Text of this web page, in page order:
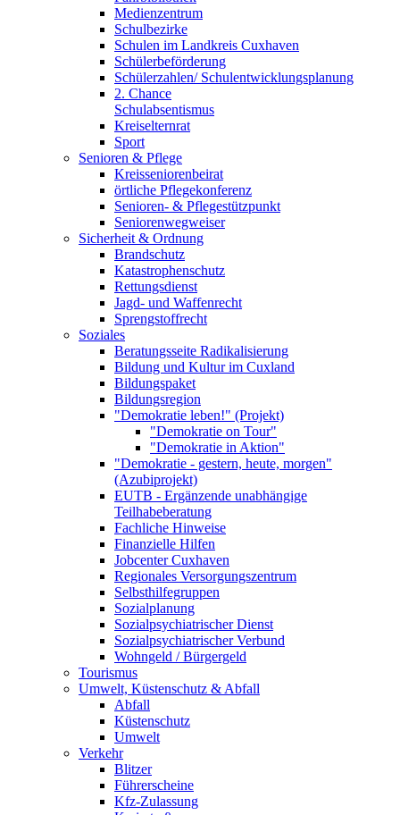
Medienzentrum
Schulbezirke
Schulen im Landkreis Cuxhaven
Schülerbeförderung
Schülerzahlen/ Schulentwicklungsplanung
2. Chance
Schulabsentismus
Kreiselternrat
Sport
Senioren & Pflege
Kreisseniorenbeirat
örtliche Pflegekonferenz
Senioren- & Pflegestützpunkt
Seniorenwegweiser
Sicherheit & Ordnung
Brandschutz
Katastrophenschutz
Rettungsdienst
Jagd- und Waffenrecht
Sprengstoffrecht
Soziales
Beratungsseite Radikalisierung
Bildung und Kultur im Cuxland
Bildungspaket
Bildungsregion
"Demokratie leben!" (Projekt)
"Demokratie on Tour"
"Demokratie in Aktion"
"Demokratie - gestern, heute, morgen"
(Azubiprojekt)
EUTB - Ergänzende unabhängige
Teilhabeberatung
Fachliche Hinweise
Finanzielle Hilfen
Jobcenter Cuxhaven
Regionales Versorgungszentrum
Selbsthilfegruppen
Sozialplanung
Sozialpsychiatrischer Dienst
Sozialpsychiatrischer Verbund
Wohngeld / Bürgergeld
Tourismus
Umwelt, Küstenschutz & Abfall
Abfall
Küstenschutz
Umwelt
Verkehr
Blitzer
Führerscheine
Kfz-Zulassung